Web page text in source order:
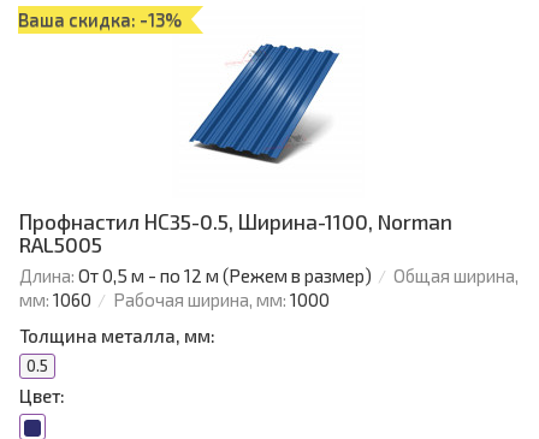
Ваша скидка: -13%
Профнастил НС35-0.5, Ширина-1100, Norman
RAL5005
Длина: От 0,5 м - по 12 м (Режем в размер)
Общая ширина,
мм: 1060 Рабочая ширина, мм: 1000
Толщина металла, мм:
0.5
Цвет: